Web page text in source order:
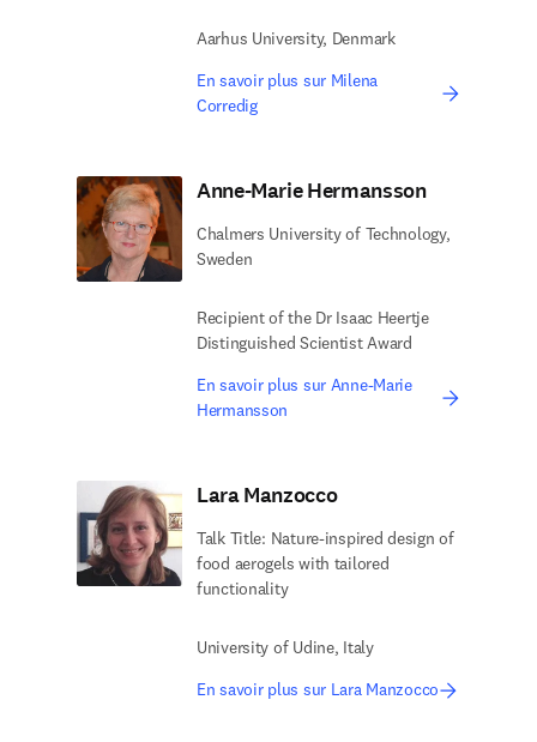
Aarhus University, Denmark
En savoir plus sur Milena
Corredig
Anne-Marie Hermansson
Chalmers University of Technology,
Sweden
Recipient of the Dr Isaac Heertje
Distinguished Scientist Award
En savoir plus sur Anne-Marie
Hermansson
Lara Manzocco
Talk Title: Nature-inspired design of
food aerogels with tailored
functionality
University of Udine, Italy
En savoir plus sur Lara Manzocco